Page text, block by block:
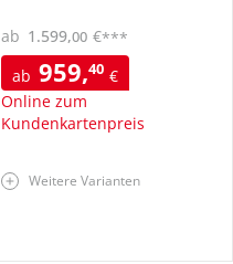
ab 959,40 €
Online zum
Kundenkartenpreis
ab 1.599,00 €***
Weitere Varianten